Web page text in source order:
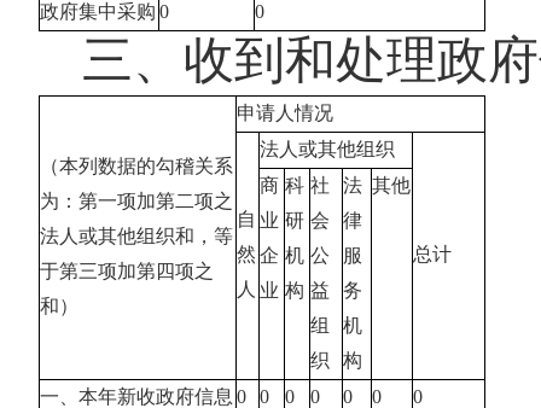
政府集中采购 0 0
三、收到和处理政
（本列数据的勾稽关系
为：第一项加第二项之
法人或其他组织和，等
于第三项加第四项之
和）
申请人情况
自
然
人
法人或其他组织
总计
商
业
企
业
科
研
机
构
社
会
公
益
组
织
法
律
服
务
机
构
其他
一、本年新收政府信息 0 0 0 0 0 0 0